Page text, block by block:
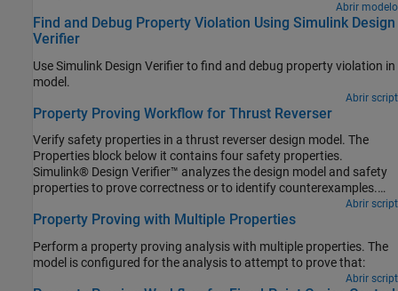
Abrir modelo
Find and Debug Property Violation Using Simulink Design
Verifier
Use Simulink Design Verifier to find and debug property violation in
model.
Abrir script
Property Proving Workflow for Thrust Reverser
Verify safety properties in a thrust reverser design model. The
Properties block below it contains four safety properties.
Simulink® Design Verifier™ analyzes the design model and safety
properties to prove correctness or to identify counterexamples.
verification content to the design model, allowing the verification
Abrir script
Property Proving with Multiple Properties
Perform a property proving analysis with multiple properties. The
model is configured for the analysis to attempt to prove that:
Abrir script